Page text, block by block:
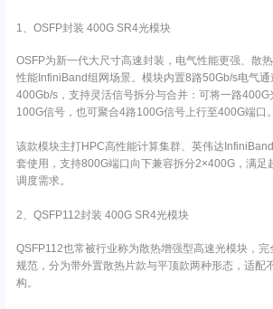
1、OSFP封装 400G SR4光模块
OSFP为新一代大尺寸高速封装，电气性能更强、散
性能InfiniBand组网场景。模块内置8路50Gb/s电气
400Gb/s，支持灵活信号拆分与合并：可将一路400G
100G信号，也可聚合4路100G信号上行至400G端口。
该款模块主打HPC高性能计算集群、英伟达
套使用，支持800G端口向下兼容拆分2×400G，满足
调度需求。
2、QSFP112封装 400G SR4光模块
QSFP112也常被行业称为散热增强型高速光模块，
规范，分为带外置散热片款与平顶款两种形态，适配
构。